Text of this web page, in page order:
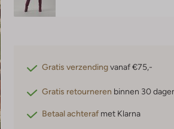
Gratis verzendingvanaf €75,-
Gratis retourneren binnen 30
Betaal achteraf met Klarna